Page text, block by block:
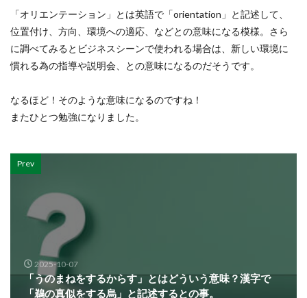
「オリエンテーション」とは英語で「orientation」と記述して、
位置付け、方向、環境への適応、などとの意味になる模様。さら
に調べてみるとビジネスシーンで使われる場合は、新しい環境に
慣れる為の指導や説明会、との意味になるのだそうです。
なるほど！そのような意味になるのですね！
またひとつ勉強になりました。
Prev
2025-10-07
「うのまねをするからす」とはどういう意味？漢字で
「鵜の真似をする烏」と記述するとの事。